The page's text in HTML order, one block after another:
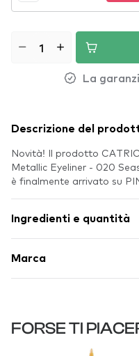
La
Descrizione del
Novità! Il prodotto
Metallic Eyeliner - 020
è finalmente arrivato su
Ingredienti e quantità
Marca
FORSE TI